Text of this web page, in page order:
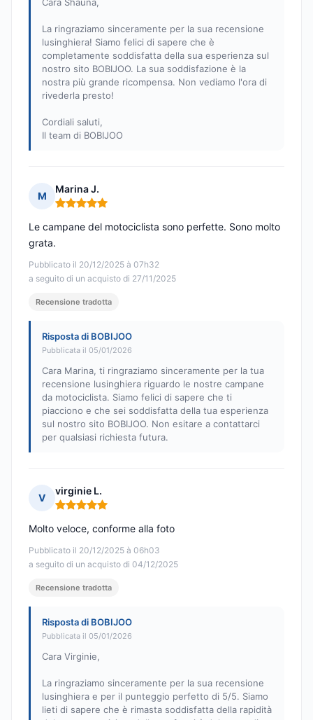
La ringraziamo sinceramente per la sua recensione
lusinghiera! Siamo felici di sapere che è
completamente soddisfatta della sua esperienza sul
nostro sito BOBIJOO. La sua soddisfazione è la
nostra più grande ricompensa. Non vediamo l'ora di
rivederla presto!
Cordiali saluti,
Il team di BOBIJOO
M
Marina J.
Nota: 5 su 5
Pubblicato il 20/12/2025 à 07h32
a seguito di un acquisto di 27/11/2025
Le campane del motociclista sono perfette. Sono molto
grata.
Recensione tradotta
Risposta di BOBIJOO
Pubblicata il 05/01/2026
Cara Marina, ti ringraziamo sinceramente per la tua
recensione lusinghiera riguardo le nostre campane
da motociclista. Siamo felici di sapere che ti
piacciono e che sei soddisfatta della tua esperienza
sul nostro sito BOBIJOO. Non esitare a contattarci
per qualsiasi richiesta futura.
V
virginie L.
Nota: 5 su 5
Pubblicato il 20/12/2025 à 06h03
a seguito di un acquisto di 04/12/2025
Molto veloce, conforme alla foto
Recensione tradotta
Risposta di BOBIJOO
Pubblicata il 05/01/2026
Cara Virginie,
La ringraziamo sinceramente per la sua recensione
lusinghiera e per il punteggio perfetto di 5/5. Siamo
lieti di sapere che è rimasta soddisfatta della rapidità